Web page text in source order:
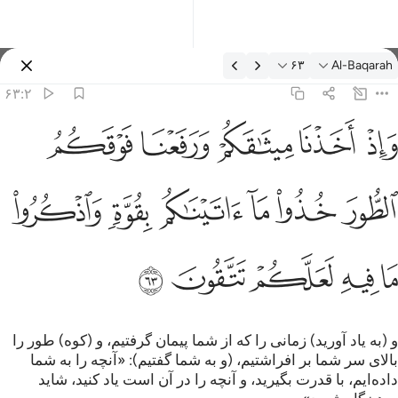
تفسیر: Al-Baqarah ۶۳:۲
Al-Baqarah ۶۳
۶۳:۲
واذ اخذنا ميثاقكم ورفعنا فوقكم الطور خذوا ما اتيناكم بقوة واذكروا ما
وَإِذْ أَخَذْنَا مِيثَـٰقَكُمْ وَرَفَعْنَا فَوْقَكُمُ ٱلطُّورَ خُذُوا۟ مَآ ءَاتَيْنَـٰكُم بِقُوَّةٍۢ
ﱚ ﱛﱜﱝﱞ
ﱟﱠﱡﱢ ﱣﱤ
ﱥﱦﱧﱨﱩ
و (به یاد آورید) زمانی را که از شما پیمان گرفتیم، و (کوه) طور را
بالای سر شما بر افراشتیم، (و به شما گفتیم): «آنچه را به شما
داده‌ایم، با قدرت بگیرید، و آنچه را در آن است یاد کنید، شاید